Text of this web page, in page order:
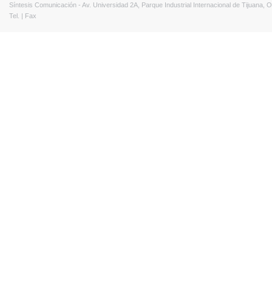
Síntesis Comunicación - Av. Universidad 2A, Parque Industrial Internacional de Tijuana,
Tel. | Fax